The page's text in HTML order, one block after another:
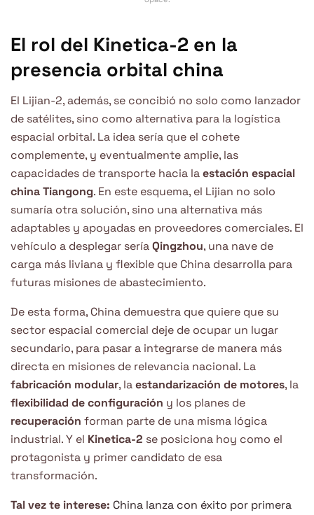
El rol del Kinetica-2 en la
presencia orbital china
El Lijian-2, además, se concibió no solo como lanzador
de satélites, sino como alternativa para la logística
espacial orbital. La idea sería que el cohete
complemente, y eventualmente amplie, las
capacidades de transporte hacia laestación espacial
china Tiangong. En este esquema, el Lijian no solo
sumaría otra solución, sino una alternativa más
adaptables y apoyadas en proveedores comerciales. El
vehículo a desplegar seríaQingzhou, una nave de
carga más liviana y flexible que China desarrolla para
futuras misiones de abastecimiento.
De esta forma, China demuestra que quiere que su
sector espacial comercial deje de ocupar un lugar
secundario, para pasar a integrarse de manera más
directa en misiones de relevancia nacional. La
fabricación modular, laestandarización de motores, la
flexibilidad de configuración y los planes de
recuperación forman parte de una misma lógica
industrial. Y el Kinetica-2 se posiciona hoy como el
protagonista y primer candidato de esa
transformación.
Tal vez te interese: China lanza con éxito por primera